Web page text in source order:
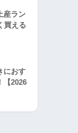
産ラン
買える
におす
【2026